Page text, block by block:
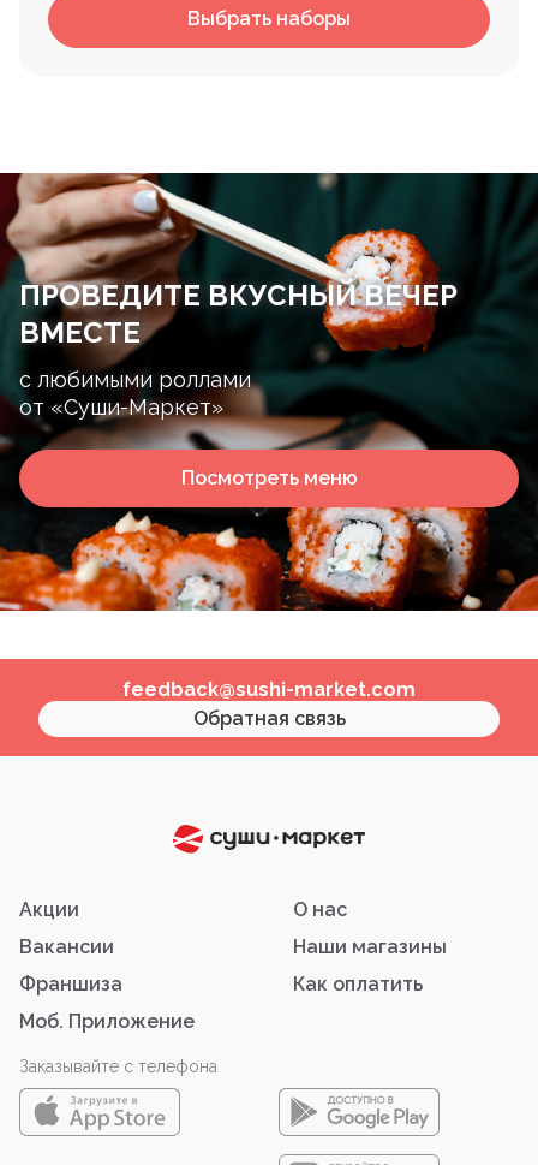
Выбрать наборы
ПРОВЕДИТЕ ВКУСНЫЙ ВЕЧЕР
ВМЕСТЕ
с любимыми роллами
от «Суши-Маркет»
Посмотреть меню
feedback@sushi-market.com
Обратная связь
Акции
О нас
Вакансии
Наши магазины
Франшиза
Как оплатить
Моб. Приложение
Заказывайте с телефона